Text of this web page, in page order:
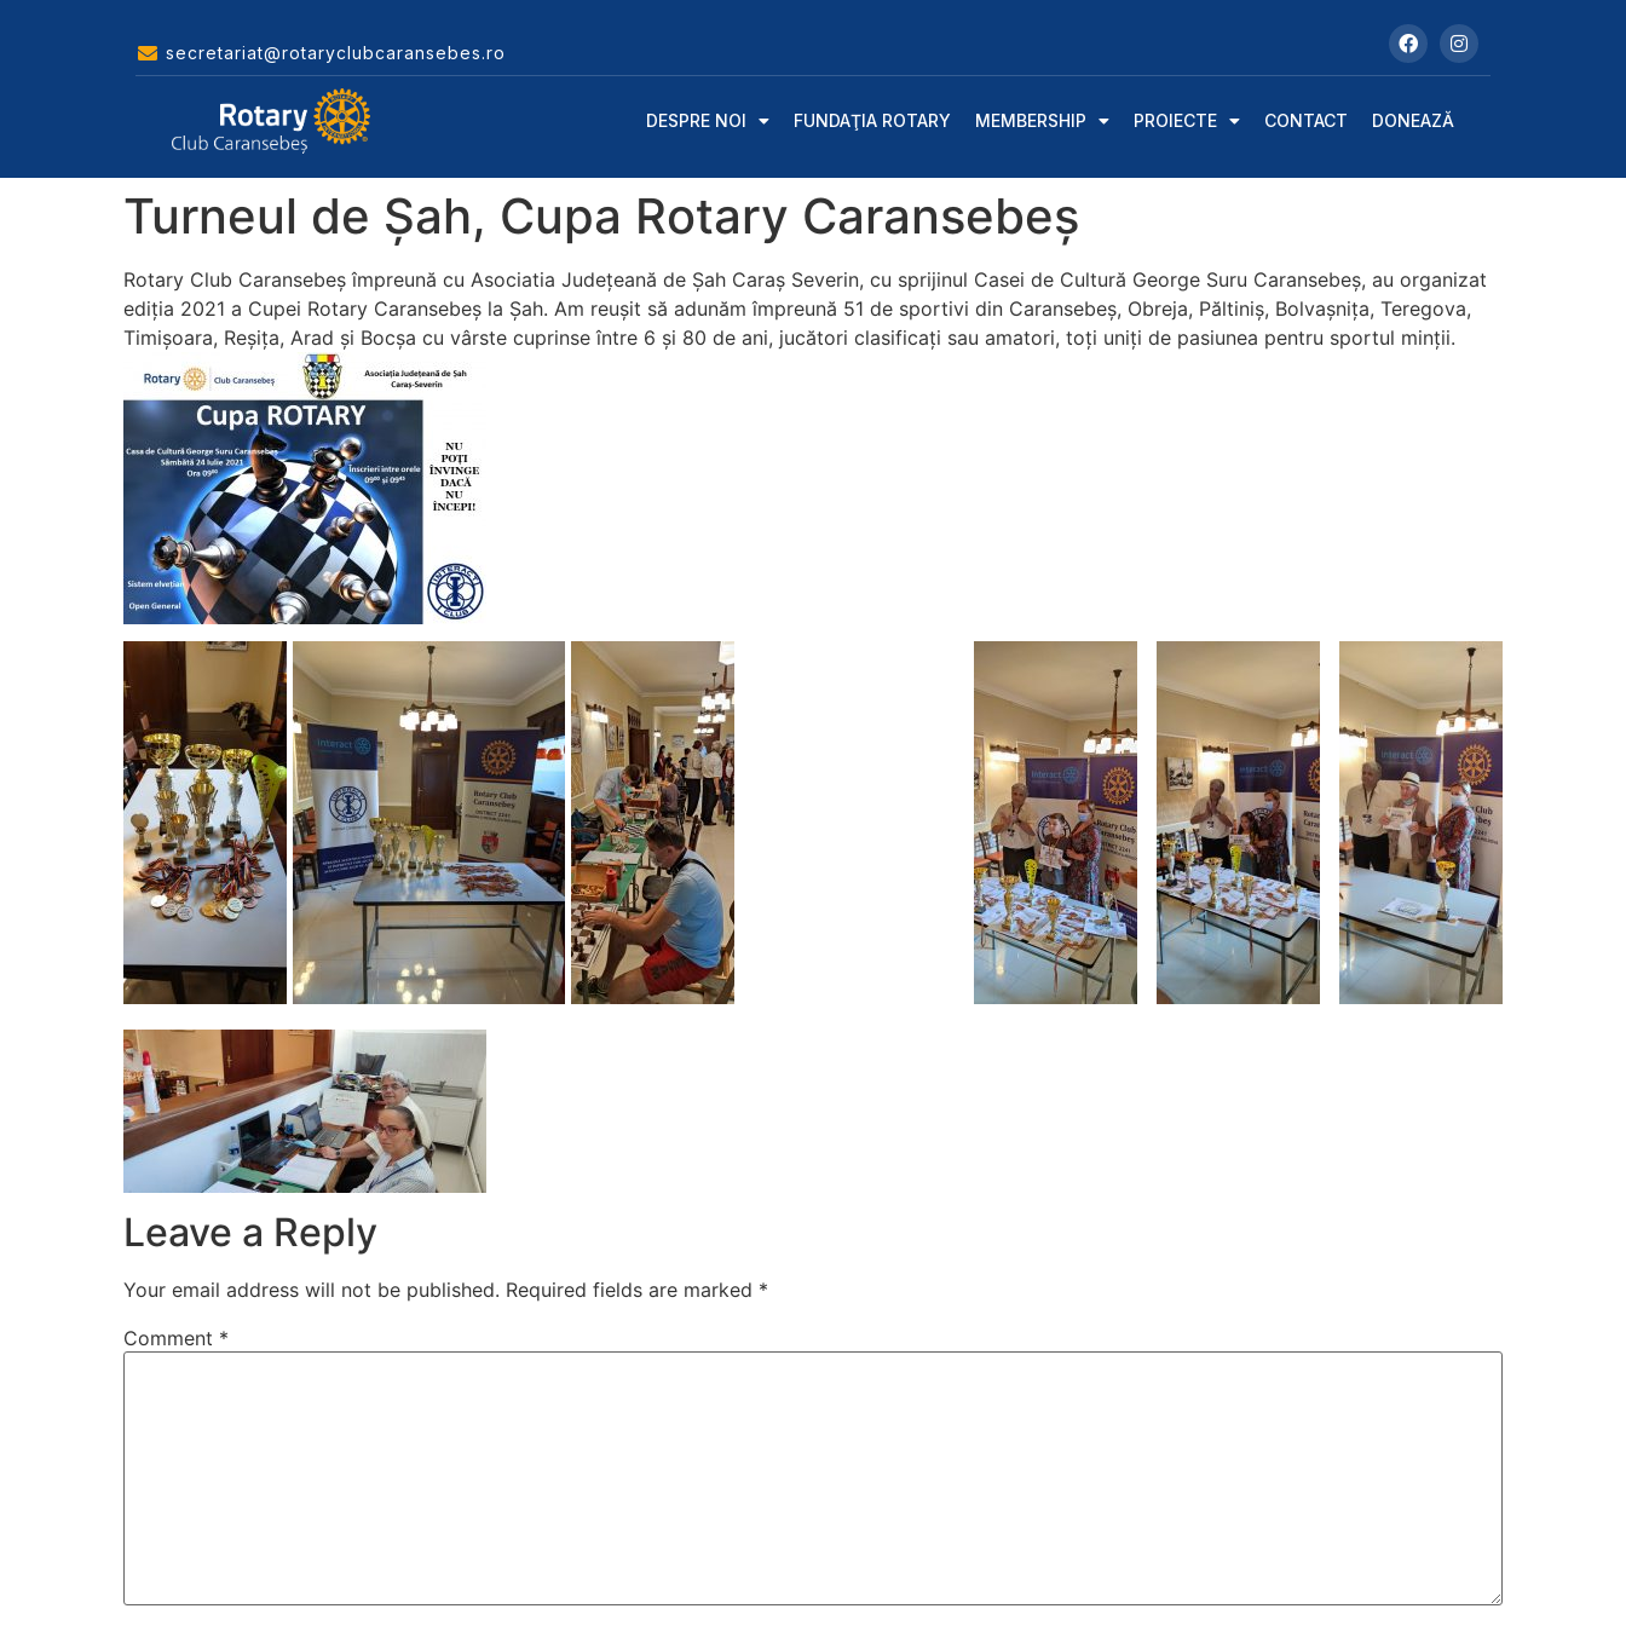
secretariat@rotaryclubcaransebes.ro
DESPRE NOI FUNDAŢIA ROTARY MEMBERSHIP PROIECTE CONTACT DONEAZĂ
Turneul de Șah, Cupa Rotary Caransebeș
Rotary Club Caransebeș împreună cu Asociatia Județeană de Șah Caraș Severin, cu sprijinul Casei de Cultură George Suru Caransebeș, au organizat
ediția 2021 a Cupei Rotary Caransebeș la Șah. Am reușit să adunăm împreună 51 de sportivi din Caransebeș, Obreja, Păltiniș, Bolvașnița, Teregova,
Timișoara, Reșița, Arad și Bocșa cu vârste cuprinse între 6 și 80 de ani, jucători clasificați sau amatori, toți uniți de pasiunea pentru sportul minții.
Leave a Reply
Your email address will not be published. Required fields are marked *
Comment *